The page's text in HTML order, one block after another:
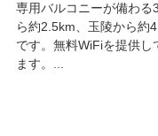
専用バルコニーが備わ
ら約2.5km、玉陵から約
です。無料WiFiを提供し
ます。...